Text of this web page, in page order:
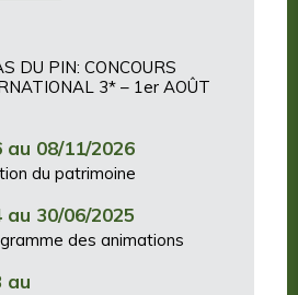
DU PIN: CONCOURS
3* – 1er AOÛT
au 08/11/2026
du patrimoine
au 30/06/2025
des animations
au